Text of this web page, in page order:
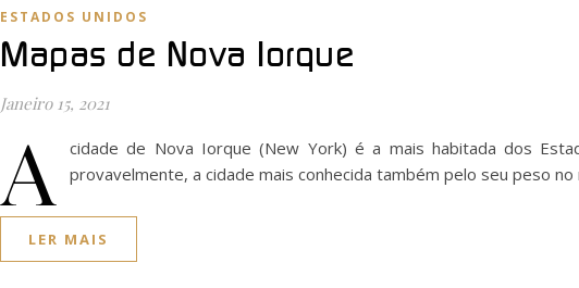
ESTADOS UNIDOS
Mapas de Nova Iorque
Janeiro 15, 2021
A
cidade de Nova Iorque (New York) é a mais habitada dos
provavelmente, a cidade mais conhecida também pelo seu peso
LER MAIS